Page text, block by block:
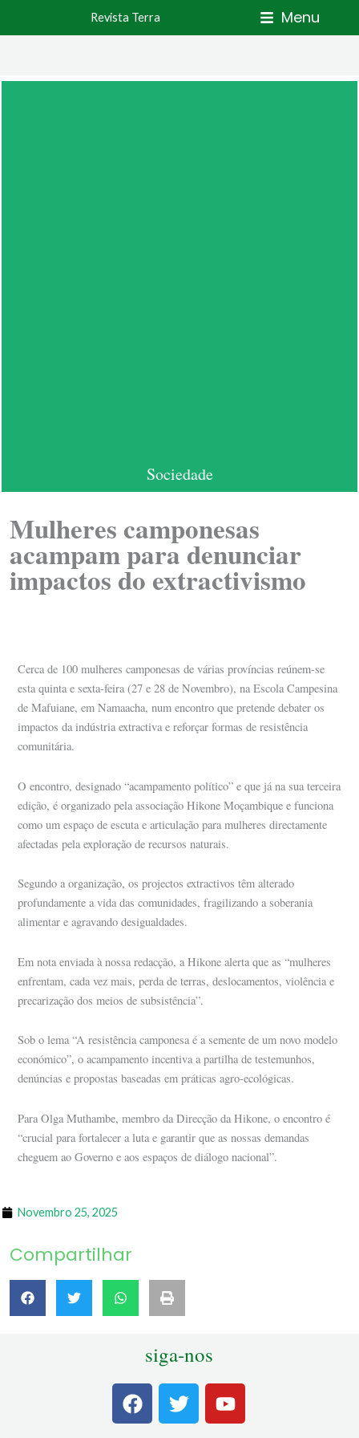
Revista Terra Menu
Sociedade
Mulheres camponesas
acampam para denunciar
impactos do extractivismo
Cerca de 100 mulheres camponesas de várias províncias reúnem-se
esta quinta e sexta-feira (27 e 28 de Novembro), na Escola Campesina
de Mafuiane, em Namaacha, num encontro que pretende debater os
impactos da indústria extractiva e reforçar formas de resistência
comunitária.
O encontro, designado “acampamento político” e que já na sua terceira
edição, é organizado pela associação Hikone Moçambique e funciona
como um espaço de escuta e articulação para mulheres directamente
afectadas pela exploração de recursos naturais.
Segundo a organização, os projectos extractivos têm alterado
profundamente a vida das comunidades, fragilizando a soberania
alimentar e agravando desigualdades.
Em nota enviada à nossa redacção, a Hikone alerta que as “mulheres
enfrentam, cada vez mais, perda de terras, deslocamentos, violência e
precarização dos meios de subsistência”.
Sob o lema “A resistência camponesa é a semente de um novo modelo
económico”, o acampamento incentiva a partilha de testemunhos,
denúncias e propostas baseadas em práticas agro-ecológicas.
Para Olga Muthambe, membro da Direcção da Hikone, o encontro é
“crucial para fortalecer a luta e garantir que as nossas demandas
cheguem ao Governo e aos espaços de diálogo nacional”.
Novembro 25, 2025
Compartilhar
siga-nos
F
a
T
w
Y
o